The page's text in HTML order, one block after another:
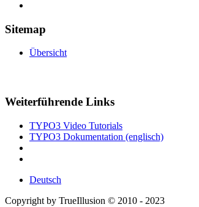
Sitemap
Übersicht
Weiterführende Links
TYPO3 Video Tutorials
TYPO3 Dokumentation (englisch)
Deutsch
Copyright by TrueIllusion © 2010 - 2023